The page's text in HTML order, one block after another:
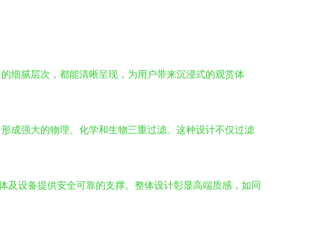
细腻层次，都能清晰呈现，为用户带来沉浸式的观赏体
成强大的物理、化学和生物三重过滤。这种设计不仅过滤
及设备提供安全可靠的支撑。整体设计彰显高端质感，如同